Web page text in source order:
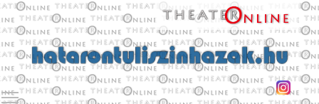
Toggle main menu visibility